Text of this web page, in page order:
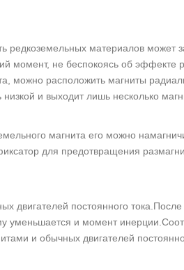
редкоземельных материалов может
момент, не беспокоясь об эффекте
можно расположить магниты
и выходит лишь несколько
магнита его можно
для предотвращения
двигателей постоянного
уменьшается и момент
и обычных двигателей